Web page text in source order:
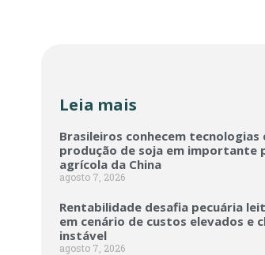
Leia mais
Brasileiros conhecem tecnologias
produção de soja em importante
agrícola da China
agosto 7, 2026
Rentabilidade desafia pecuária
em cenário de custos elevados e
instável
agosto 7, 2026